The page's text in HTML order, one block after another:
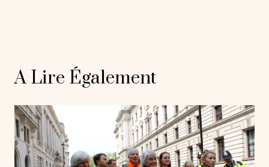
A Lire Également